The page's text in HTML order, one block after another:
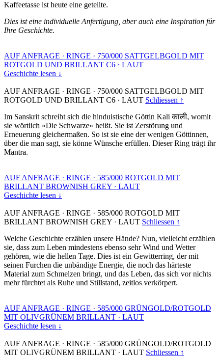
Kaffeetasse ist heute eine geteilte.
Dies ist eine individuelle Anfertigung, aber auch eine Inspiration für
Ihre Geschichte.
AUF ANFRAGE · RINGE · 750/000 SATTGELBGOLD MIT
ROTGOLD UND BRILLANT C6 · LAUT
Geschichte lesen ↓
AUF ANFRAGE · RINGE · 750/000 SATTGELBGOLD MIT
ROTGOLD UND BRILLANT C6 · LAUT Schliessen ↑
Im Sanskrit schreibt sich die hinduistische Göttin Kali काली, womit
sie wörtlich »Die Schwarze« heißt. Sie ist Zerstörung und
Erneuerung gleichermaßen. So ist sie eine der wenigen Göttinnen,
über die man sagt, sie könne Wünsche erfüllen. Dieser Ring trägt ihr
Mantra.
AUF ANFRAGE · RINGE · 585/000 ROTGOLD MIT
BRILLANT BROWNISH GREY · LAUT
Geschichte lesen ↓
AUF ANFRAGE · RINGE · 585/000 ROTGOLD MIT
BRILLANT BROWNISH GREY · LAUT Schliessen ↑
Welche Geschichte erzählen unsere Hände? Nun, vielleicht erzählen
sie, dass zum Leben mindestens ebenso sehr Wind und Wetter
gehören, wie die hellen Tage. Dies ist ein Gewitterring, der mit
seinen Furchen die unbändige Energie, die noch das härteste
Material zum Schmelzen bringt, und das Leben, das sich vor nichts
mehr fürchtet als Ruhe und Stillstand, zeitlos verkörpert.
AUF ANFRAGE · RINGE · 585/000 GRÜNGOLD/ROTGOLD
MIT OLIVGRÜNEM BRILLANT · LAUT
Geschichte lesen ↓
AUF ANFRAGE · RINGE · 585/000 GRÜNGOLD/ROTGOLD
MIT OLIVGRÜNEM BRILLANT · LAUT Schliessen ↑